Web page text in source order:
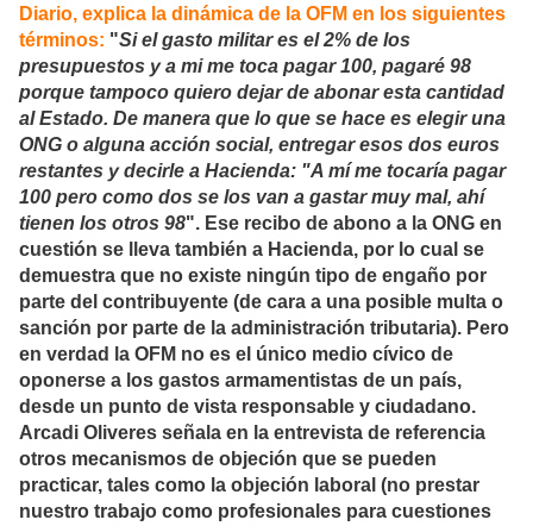
Diario, explica la dinámica de la OFM en los siguientes
términos: "Si el gasto militar es el 2% de los
presupuestos y a mi me toca pagar 100, pagaré 98
porque tampoco quiero dejar de abonar esta cantidad
al Estado. De manera que lo que se hace es elegir una
ONG o alguna acción social, entregar esos dos euros
restantes y decirle a Hacienda: "A mí me tocaría pagar
100 pero como dos se los van a gastar muy mal, ahí
tienen los otros 98". Ese recibo de abono a la ONG en
cuestión se lleva también a Hacienda, por lo cual se
demuestra que no existe ningún tipo de engaño por
parte del contribuyente (de cara a una posible multa o
sanción por parte de la administración tributaria). Pero
en verdad la OFM no es el único medio cívico de
oponerse a los gastos armamentistas de un país,
desde un punto de vista responsable y ciudadano.
Arcadi Oliveres señala en la entrevista de referencia
otros mecanismos de objeción que se pueden
practicar, tales como la objeción laboral (no prestar
nuestro trabajo como profesionales para cuestiones